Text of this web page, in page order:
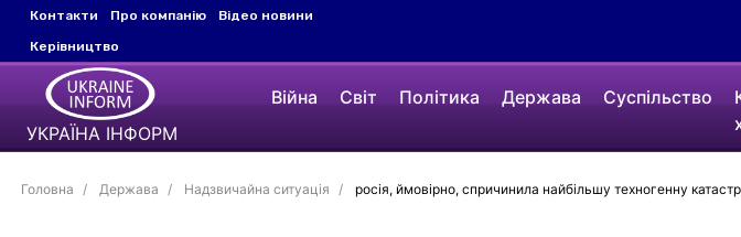
Контакти Про компанію
Відео новини
Керівництво
УКРАЇНА ІНФОРМ
Війна Світ Політика Держава Суспільство
Головна Держава Надзвичайна ситуація росія, ймовірно, спричинила найбільшу техногенну